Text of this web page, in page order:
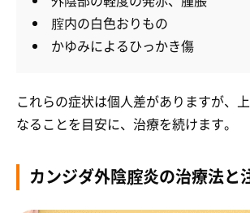
腟内の白色おりもの
かゆみによるひっかき傷
これらの症状は個人差がありますが、
なることを目安に、治療を続けます。
カンジダ外陰腟炎の治療法と